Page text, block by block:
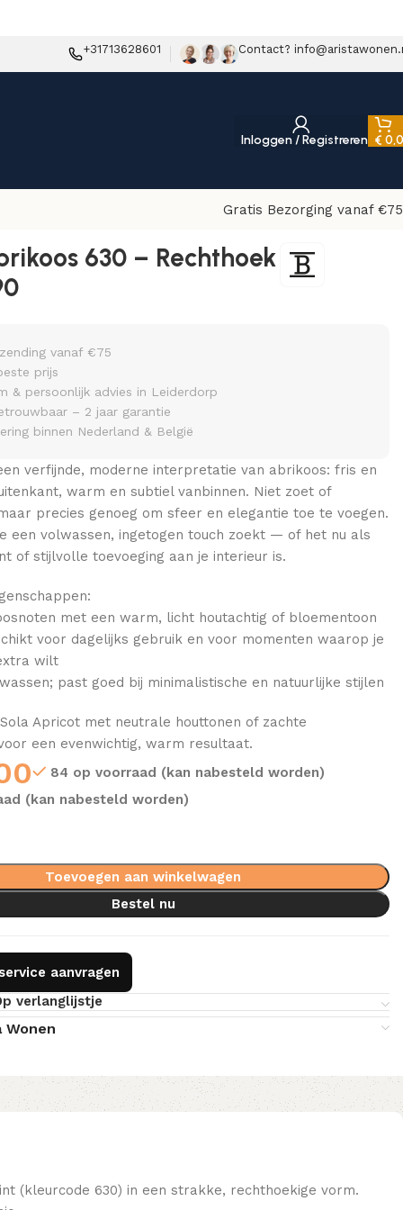
+31713628601 Contact?
Inloggen / Registreren €
Gratis Bezorging vanaf
630 – Rechthoek
vanaf €75
prijs
& persoonlijk advies in Leiderdorp
– 2 jaar garantie
binnen Nederland & België
verfijnde, moderne interpretatie van abrikoos: fris en
warm en subtiel vanbinnen. Niet zoet of
precies genoeg om sfeer en elegantie toe te voegen.
een volwassen, ingetogen touch zoekt — of het nu als
of stijlvolle toevoeging aan je interieur is.
met een warm, licht houtachtig of bloementoon
voor dagelijks gebruik en voor momenten waarop je
wilt
past goed bij minimalistische en natuurlijke stijlen
Apricot met neutrale houttonen of zachte
een evenwichtig, warm resultaat.
84 op voorraad (kan nabesteld worden)
(kan nabesteld worden)
Toevoegen aan winkelwagen
Bestel nu
aanvragen
verlanglijstje
Wonen
(kleurcode 630) in een strakke, rechthoekige vorm.